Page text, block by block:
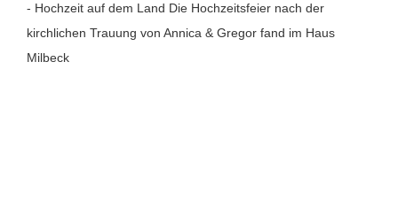
- Hochzeit auf dem Land Die Hochzeitsfeier nach der
kirchlichen Trauung von Annica & Gregor fand im Haus
Milbeck